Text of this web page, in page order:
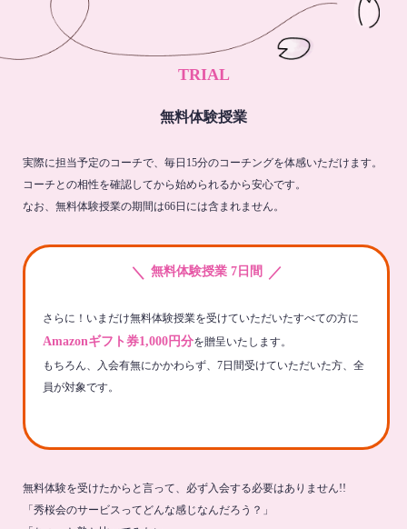
TRIAL
無料体験授業
実際に担当予定のコーチで、毎日15分のコーチングを体感いただけます。
コーチとの相性を確認してから始められるから安心です。
なお、無料体験授業の期間は66日には含まれません。
＼ 無料体験授業 7日間 ／
さらに！いまだけ無料体験授業を受けていただいたすべての方に
Amazonギフト券1,000円分を贈呈いたします。
もちろん、入会有無にかかわらず、7日間受けていただいた方、全
員が対象です。
無料体験を受けたからと言って、必ず入会する必要はありません!!
「秀桜会のサービスってどんな感じなんだろう？」